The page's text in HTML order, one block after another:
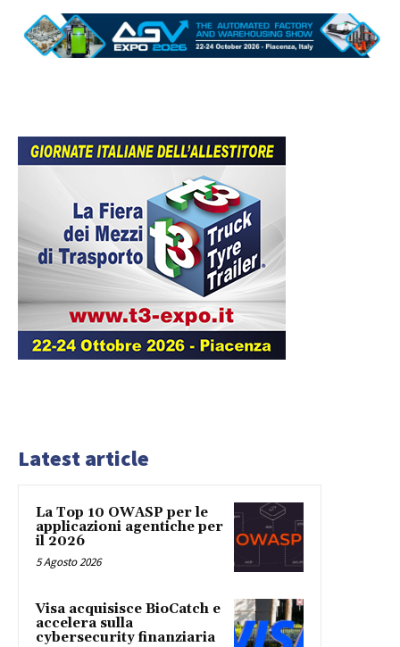
Latest article
La Top 10 OWASP per le
applicazioni agentiche per
il 2026
5 Agosto 2026
Visa acquisisce BioCatch e
accelera sulla
cybersecurity finanziaria